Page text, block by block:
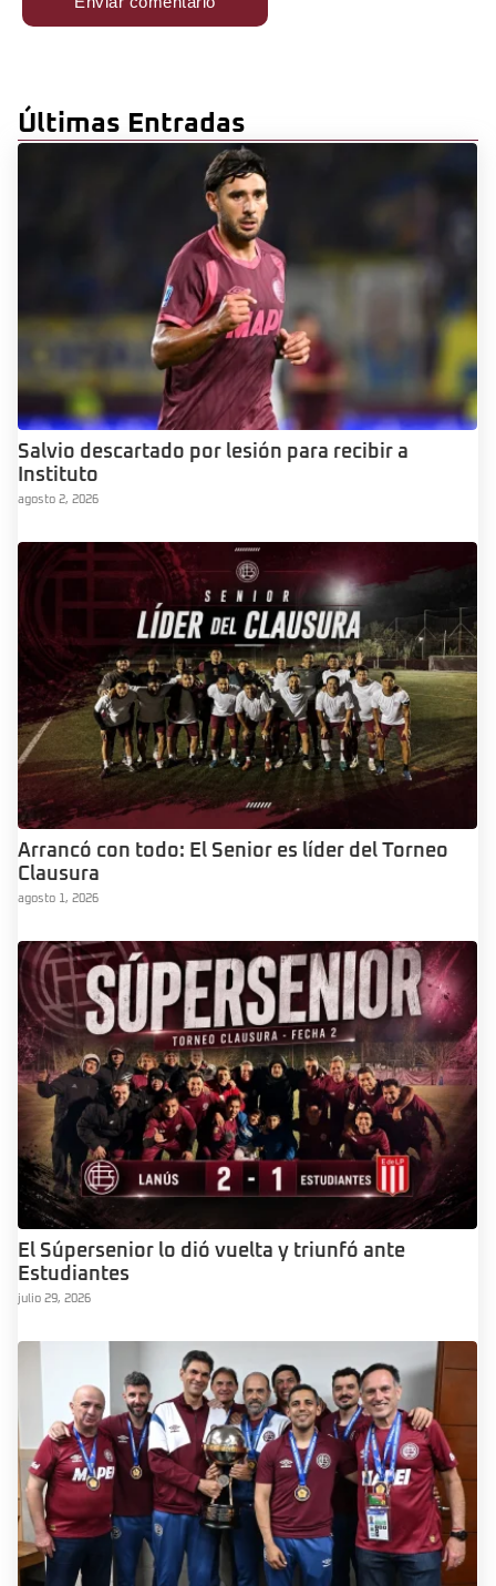
Últimas Entradas
Salvio descartado por lesión para recibir a
Instituto
agosto 2, 2026
Arrancó con todo: El Senior es líder del Torneo
Clausura
agosto 1, 2026
El Súpersenior lo dió vuelta y triunfó ante
Estudiantes
julio 29, 2026